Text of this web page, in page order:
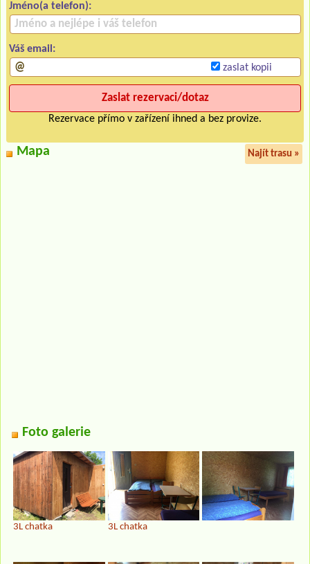
Jméno(a telefon):
Váš email:
zaslat kopii
Rezervace přímo v zařízení ihned a bez provize.
Mapa Najít trasu »
Foto galerie
3L chatka 3L chatka